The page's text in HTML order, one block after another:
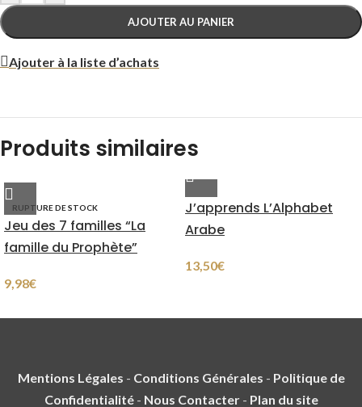
AJOUTER AU PANIER
Ajouter à la liste d’achats
Produits similaires
RUPTURE DE STOCK
Jeu des 7 familles “La
famille du Prophète”
9,98€
J’apprends L’Alphabet
Arabe
13,50€
Mentions Légales - Conditions Générales - Politique de
Confidentialité- Nous Contacter- Plan du site